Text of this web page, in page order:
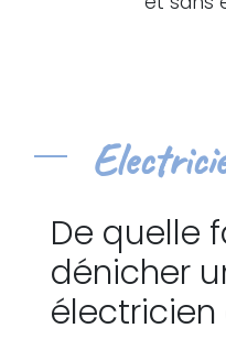
De quelle
dénicher
électricien